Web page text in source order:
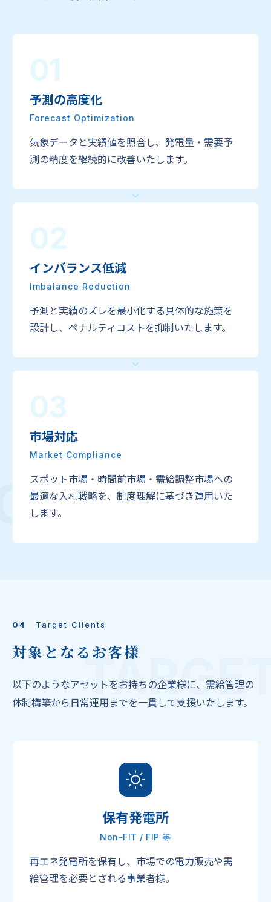
01
予測の高度化
Forecast Optimization
気象データと実績値を照合し、発電量・需要予
測の精度を継続的に改善いたします。
02
インバランス低減
Imbalance Reduction
予測と実績のズレを最小化する具体的な施策を
設計し、ペナルティコストを抑制いたします。
03
市場対応
Market Compliance
スポット市場・時間前市場・需給調整市場への
最適な入札戦略を、制度理解に基づき運用いた
します。
04 Target Clients
対象となるお客様
以下のようなアセットをお持ちの企業様に、需給管理の
体制構築から日常運用までを一貫して支援いたします。
保有発電所
Non-FIT / FIP 等
再エネ発電所を保有し、市場での電力販売や需
給管理を必要とされる事業者様。